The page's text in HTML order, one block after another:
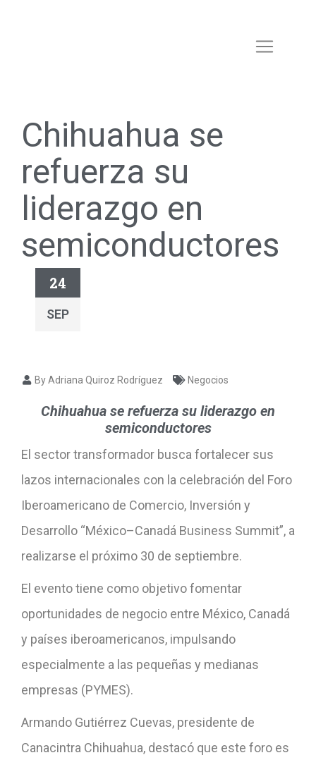
Chihuahua se
refuerza su
liderazgo en
semiconductores
24
SEP
By Adriana Quiroz Rodríguez Negocios
Chihuahua se refuerza su liderazgo en
semiconductores
El sector transformador busca fortalecer sus
lazos internacionales con la celebración del Foro
Iberoamericano de Comercio, Inversión y
Desarrollo “México–Canadá Business Summit”, a
realizarse el próximo 30 de septiembre.
El evento tiene como objetivo fomentar
oportunidades de negocio entre México, Canadá
y países iberoamericanos, impulsando
especialmente a las pequeñas y medianas
empresas (PYMES).
Armando Gutiérrez Cuevas, presidente de
Canacintra Chihuahua, destacó que este foro es